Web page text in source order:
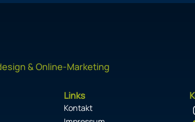
Links
Kontakt